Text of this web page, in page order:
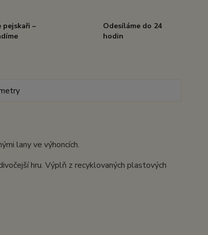
pejskaři –
Odesíláme do 24
hodin
lany ve výhoncích.
hru. Výplň z recyklovaných plastových